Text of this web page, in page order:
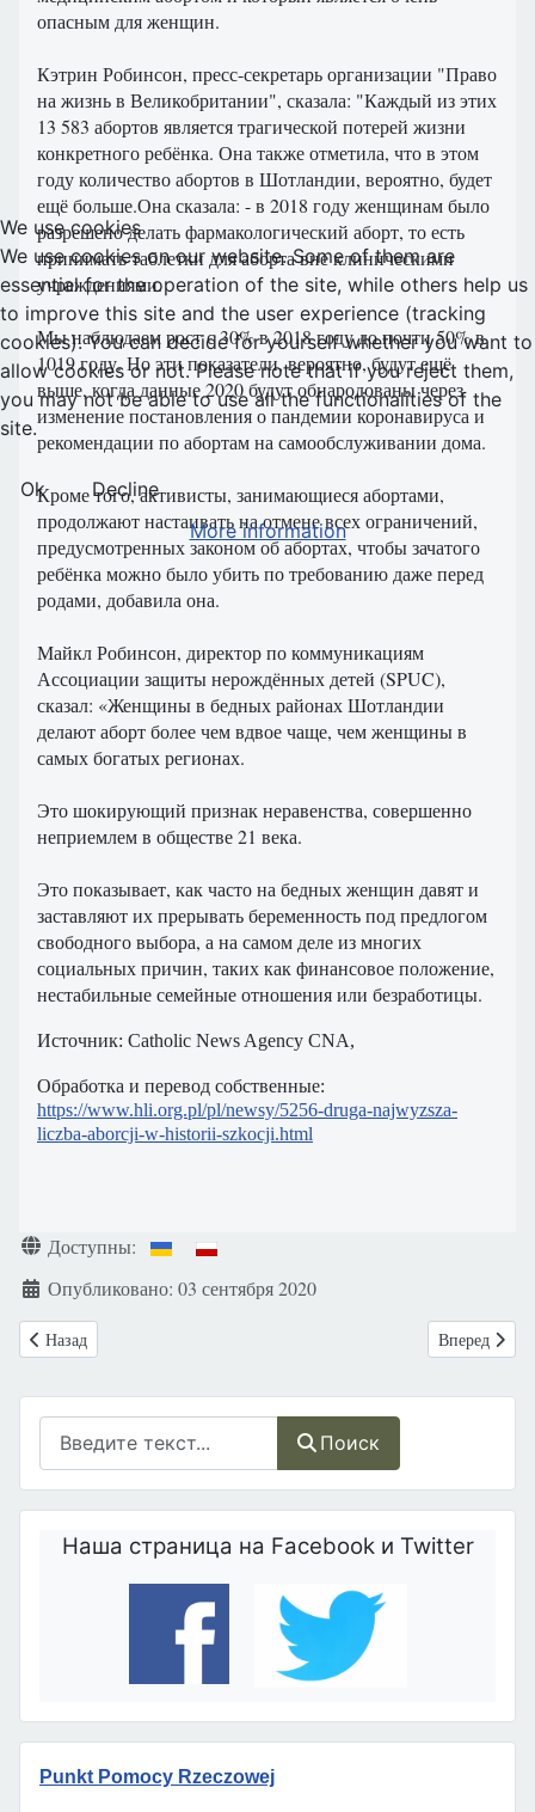
Поиск
Наша страница на Facebook и Twitter
Punkt Pomocy Rzeczowej
опасным для женщин.
Кэтрин Робинсон, пресс-секретарь организации "Право
на жизнь в Великобритании", сказала: "Каждый из этих
13 583 абортов является трагической потерей жизни
конкретного ребёнка. Она также отметила, что в этом
году количество абортов в Шотландии, вероятно, будет
ещё больше.Она сказала: - в 2018 году женщинам было
разрешено делать фармакологический аборт, то есть
принимать таблетки для аборта вне клиническими
учреждениями.
Мы наблюдаем рост с 30% в 2018 году до почти 50% в
1019 году. Но эти показатели, вероятно, будут ещё
выше, когда данные 2020 будут обнародованы через
изменение постановления о пандемии коронавируса и
рекомендации по абортам на самообслуживании дома.
Кроме того, активисты, занимающиеся абортами,
продолжают настаивать на отмене всех ограничений,
предусмотренных законом об абортах, чтобы зачатого
ребёнка можно было убить по требованию даже перед
родами, добавила она.
Майкл Робинсон, директор по коммуникациям
Ассоциации защиты нерождённых детей (SPUC),
сказал: «Женщины в бедных районах Шотландии
делают аборт более чем вдвое чаще, чем женщины в
самых богатых регионах.
Это шокирующий признак неравенства, совершенно
неприемлем в обществе 21 века.
Это показывает, как часто на бедных женщин давят и
заставляют их прерывать беременность под предлогом
свободного выбора, а на самом деле из многих
социальных причин, таких как финансовое положение,
нестабильные семейные отношения или безработицы.
Источник: Catholic News Agency CNA,
Обработка и перевод собственные:
https://www.hli.org.pl/pl/newsy/5256-druga-najwyzsza-
liczba-aborcji-w-historii-szkocji.html
Информация о материале
Доступны:
Опубликовано: 03 сентября 2020
Предыдущий: Посол США в Женеве противодействует экспертам
Назад Следующий:
Вперед
We use cookies
We use cookies on our website. Some of them are
essential for the operation of the site, while others help us
to improve this site and the user experience (tracking
cookies). You can decide for yourself whether you want to
allow cookies or not. Please note that if you reject them,
you may not be able to use all the functionalities of the
site.
Ok
Decline
More information